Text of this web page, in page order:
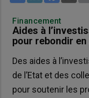
Financement
Aides à
pour rebondir en
Des aides à
de l’Etat et des
pour soutenir les